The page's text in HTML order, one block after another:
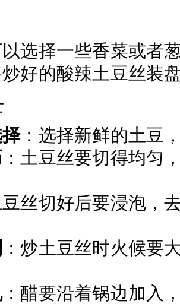
以选择一些香菜或者
炒好的酸辣土豆丝装
：选择新鲜的土豆
：土豆丝要切得均匀
丝切好后要浸泡，
：炒土豆丝时火候要
：醋要沿着锅边加入